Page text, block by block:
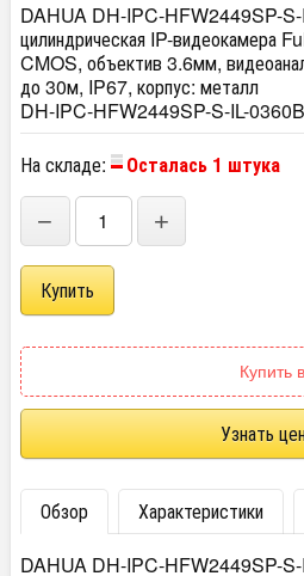
DAHUA DH-IPC-HFW2449SP-S-
цилиндрическая IP-видеокамера
CMOS, объектив 3.6мм,
до 30м, IP67, корпус: металл
DH-IPC-HFW2449SP-S-IL-0360B
На складе:
Осталась 1 штука
− +
Купить
Узнать
Обзор Характеристики
DAHUA DH-IPC-HFW2449SP-S-